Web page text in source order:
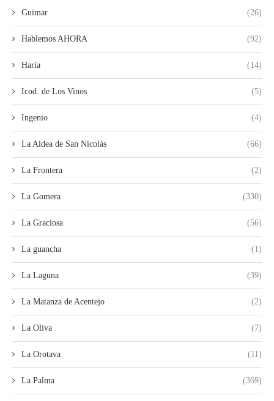
Guimar (26)
Hablemos AHORA (92)
Haría (14)
Icod. de Los Vinos (5)
Ingenio (4)
La Aldea de San Nicolás (66)
La Frontera (2)
La Gomera (330)
La Graciosa (56)
La guancha (1)
La Laguna (39)
La Matanza de Acentejo (2)
La Oliva (7)
La Orotava (11)
La Palma (369)